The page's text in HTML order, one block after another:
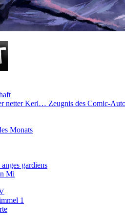
netter Kerl… Zeugnis des Comic-
Monats
gardiens
Mi
1